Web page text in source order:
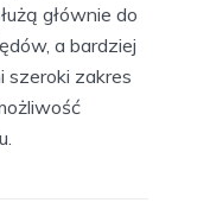
głównie do
a bardziej
szeroki zakres